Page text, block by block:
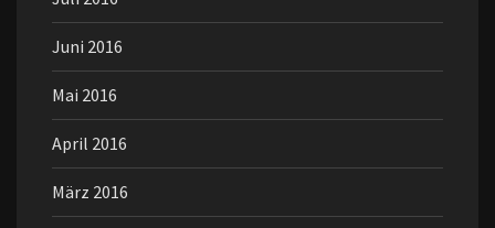
Juni 2016
Mai 2016
April 2016
März 2016